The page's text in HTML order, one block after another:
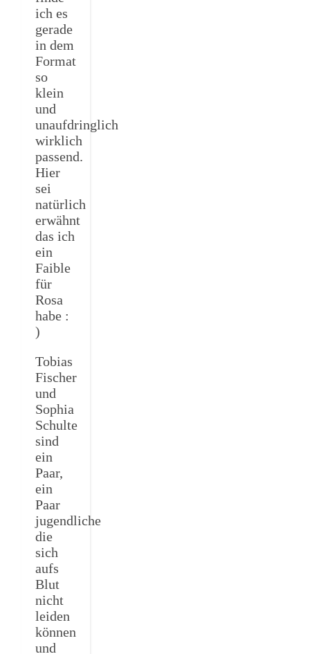
ich es
gerade
in dem
Format
so
klein
und
unaufdringlich
wirklich
passend.
Hier
sei
natürlich
erwähnt
das ich
ein
Faible
für
Rosa
habe :
)
Tobias
Fischer
und
Sophia
Schulte
sind
ein
Paar,
ein
Paar
jugendliche
die
sich
aufs
Blut
nicht
leiden
können
und